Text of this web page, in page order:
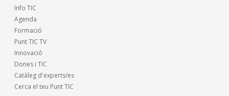
Info TIC
Agenda
Formació
Punt TIC TV
Innovació
Dones i TIC
Catàleg d'experts/es
Cerca el teu Punt TIC